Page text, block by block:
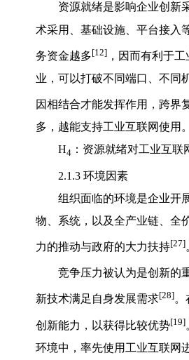
资源就绪是影响企业创新
术采用、基础设施、平台接入
务资金越多[12]，因而有利于工
业，可以打破不同端口、不同
因相结合才能发挥作用，跨界
多，越能支持工业互联网使用
H4 ：资源就绪对工业互
2.1.3 环境因素
组织面临的环境是企业开
物、系统，以及全产业链、全
力的推动与政府的大力扶持[27]
竞争压力被认为是创新的
新技术满足自身发展需求[28]。
创新能力，以获得比较优势[19]
环境中，率先使用工业互联网